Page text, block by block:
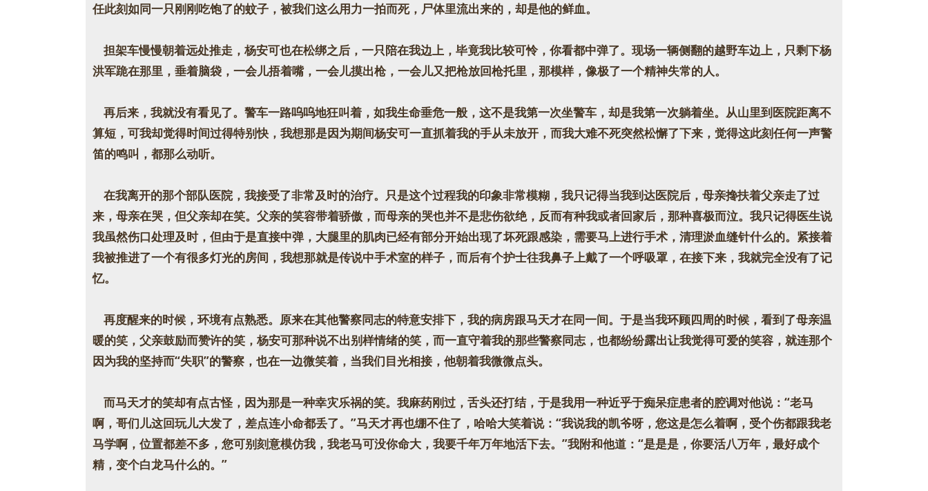
任此刻如同一只刚刚吃饱了的蚊子，被我们这么用力一拍而死，尸体里流出来的，却是他的鲜血。
担架车慢慢朝着远处推走，杨安可也在松绑之后，一只陪在我边上，毕竟我比较可怜，你看都中弹了。现场一辆侧翻的越野车边上，只剩下杨
洪军跪在那里，垂着脑袋，一会儿捂着嘴，一会儿摸出枪，一会儿又把枪放回枪托里，那模样，像极了一个精神失常的人。
再后来，我就没有看见了。警车一路呜呜地狂叫着，如我生命垂危一般，这不是我第一次坐警车，却是我第一次躺着坐。从山里到医院距离不
算短，可我却觉得时间过得特别快，我想那是因为期间杨安可一直抓着我的手从未放开，而我大难不死突然松懈了下来，觉得这此刻任何一声警
笛的鸣叫，都那么动听。
在我离开的那个部队医院，我接受了非常及时的治疗。只是这个过程我的印象非常模糊，我只记得当我到达医院后，母亲搀扶着父亲走了过
来，母亲在哭，但父亲却在笑。父亲的笑容带着骄傲，而母亲的哭也并不是悲伤欲绝，反而有种我或者回家后，那种喜极而泣。我只记得医生说
我虽然伤口处理及时，但由于是直接中弹，大腿里的肌肉已经有部分开始出现了坏死跟感染，需要马上进行手术，清理淤血缝针什么的。紧接着
我被推进了一个有很多灯光的房间，我想那就是传说中手术室的样子，而后有个护士往我鼻子上戴了一个呼吸罩，在接下来，我就完全没有了记
忆。
再度醒来的时候，环境有点熟悉。原来在其他警察同志的特意安排下，我的病房跟马天才在同一间。于是当我环顾四周的时候，看到了母亲温
暖的笑，父亲鼓励而赞许的笑，杨安可那种说不出别样情绪的笑，而一直守着我的那些警察同志，也都纷纷露出让我觉得可爱的笑容，就连那个
因为我的坚持而“失职”的警察，也在一边微笑着，当我们目光相接，他朝着我微微点头。
而马天才的笑却有点古怪，因为那是一种幸灾乐祸的笑。我麻药刚过，舌头还打结，于是我用一种近乎于痴呆症患者的腔调对他说：“老马
啊，哥们儿这回玩儿大发了，差点连小命都丢了。”马天才再也绷不住了，哈哈大笑着说：“我说我的凯爷呀，您这是怎么着啊，受个伤都跟我老
马学啊，位置都差不多，您可别刻意模仿我，我老马可没你命大，我要千年万年地活下去。”我附和他道：“是是是，你要活八万年，最好成个
精，变个白龙马什么的。”